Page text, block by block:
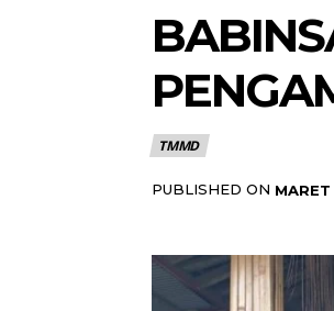
TMMD
PUBLISHED ON